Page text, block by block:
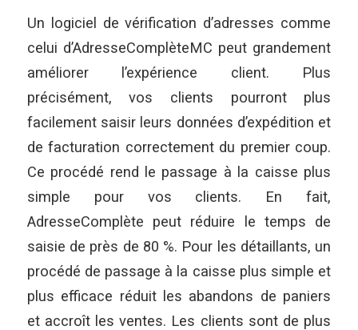
Un logiciel de vérification d’adresses comme
celui d’AdresseComplèteMC peut grandement
améliorer l’expérience client. Plus
précisément, vos clients pourront plus
facilement saisir leurs données d’expédition et
de facturation correctement du premier coup.
Ce procédé rend le passage à la caisse plus
simple pour vos clients. En fait,
AdresseComplète peut réduire le temps de
saisie de près de 80 %. Pour les détaillants, un
procédé de passage à la caisse plus simple et
plus efficace réduit les abandons de paniers
et accroît les ventes. Les clients sont de plus